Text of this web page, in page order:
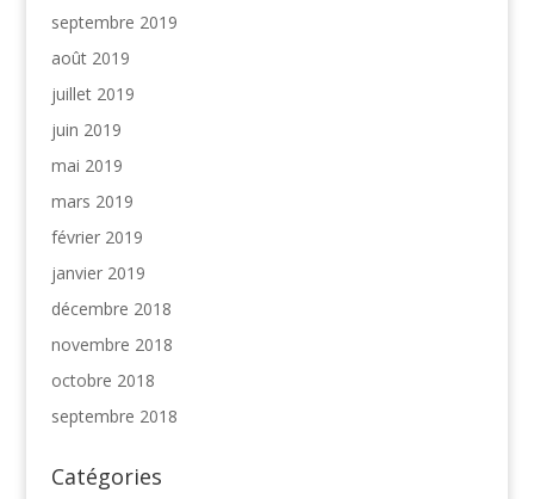
septembre 2019
août 2019
juillet 2019
juin 2019
mai 2019
mars 2019
février 2019
janvier 2019
décembre 2018
novembre 2018
octobre 2018
septembre 2018
Catégories